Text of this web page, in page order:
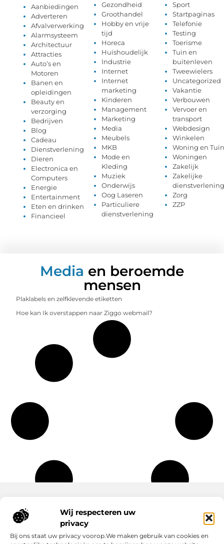
Wij respecteren uw
privacy
Bij ons staat uw privacy voorop.We maken gebruik van cookies en
Aanbiedingen
Adverteren
Afvalverwerking
Alarmsysteem
Architectuur
Attracties
Auto’s en
Motoren
Banen en
opleidingen
Beauty en
verzorging
Bedrijven
Blog
Cadeau
Dienstverlening
Dieren
Electronica en
Computers
Energie
Entertainment
Eten en drinken
Financieel
Gezondheid
Groothandel
Hobby en vrije
tijd
Horeca
Huishoudelijk
Industrie
Internet
Internet
marketing
Kinderen
Management
Marketing
Media
Meubels
MKB
Mode en
Kleding
Muziek
Onderwijs
Oog Laseren
Particuliere
dienstverlening
Sport
Startpaginas
Telefonie
Testing
Toerisme
Tuin en
buitenleven
Tweewielers
Uncategorized
Vakantie
Verbouwen
Vervoer en
transport
Webdesign
Winkelen
Woning en Tuin
Woningen
Zakelijk
Zakelijke
dienstverlening
Zorg
ZZP
Media en beroemde
mensen
Plaklabels en zelfklevende etiketten
Hoe kan Ik overstappen naar Ziggo webmail?
Onze informatie